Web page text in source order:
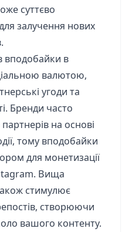
суттєво
залучення нових
вподобайки в
валютою,
угоди та
Бренди часто
на основі
тому вподобайки
для монетизації
Вища
стимулює
створюючи
вашого контенту.